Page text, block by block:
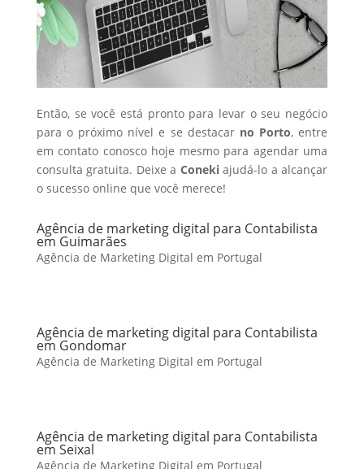
Então, se você está pronto para levar o seu negócio
para o próximo nível e se destacar no Porto, entre
em contato conosco hoje mesmo para agendar uma
consulta gratuita. Deixe a Conekiajudá-lo a alcançar
o sucesso online que você merece!
Agência de marketing digital para Contabilista
em Guimarães
Agência de Marketing Digital em Portugal
Agência de marketing digital para Contabilista
em Gondomar
Agência de Marketing Digital em Portugal
Agência de marketing digital para Contabilista
em Seixal
Agência de Marketing Digital em Portugal